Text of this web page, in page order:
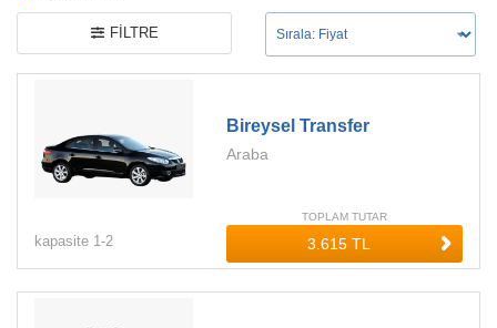
FILTRE
Bireysel Transfer
Araba
kapasite 1-2
TOPLAM TUTAR